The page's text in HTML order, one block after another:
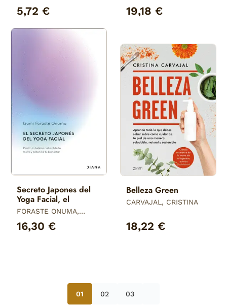
5,72 €
(DRA. CANDY)
19,18 €
Secreto Japones del
Yoga Facial, el
FORASTE ONUMA,
16,30 €
Belleza Green
CARVAJAL, CRISTINA
18,22 €
01 02 03